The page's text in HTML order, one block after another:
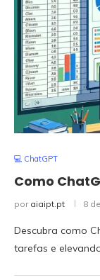
💻 ChatGPT
Como
por aiaipt.pt 8
Descubra como
tarefas e